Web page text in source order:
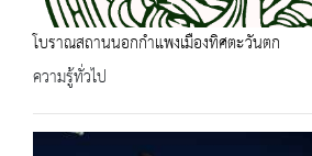
โบราณสถานนอกกำแพงเมืองทิศตะวันตก
ความรู้ทั่วไป